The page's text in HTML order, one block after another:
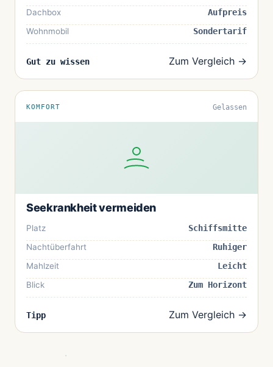
Dachbox
Aufpreis
Wohnmobil
Sondertarif
Gut zu wissen Zum Vergleich →
KOMFORT Gelassen
Seekrankheit vermeiden
Platz
Schiffsmitte
Nachtüberfahrt
Ruhiger
Mahlzeit
Leicht
Blick
Zum Horizont
Tipp Zum Vergleich →